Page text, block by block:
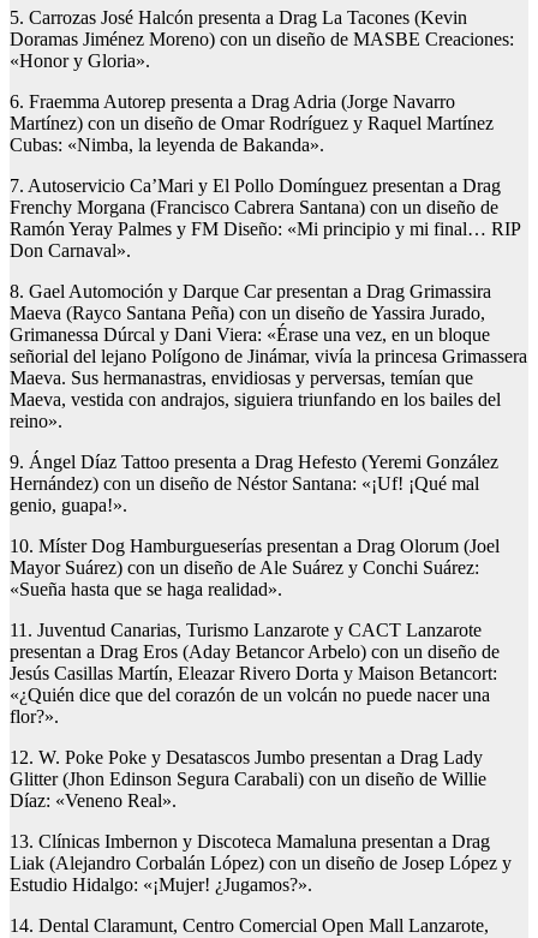
5. Carrozas José Halcón presenta a Drag La Tacones (Kevin
Doramas Jiménez Moreno) con un diseño de MASBE Creaciones:
«Honor y Gloria».
6. Fraemma Autorep presenta a Drag Adria (Jorge Navarro
Martínez) con un diseño de Omar Rodríguez y Raquel Martínez
Cubas: «Nimba, la leyenda de Bakanda».
7. Autoservicio Ca’Mari y El Pollo Domínguez presentan a Drag
Frenchy Morgana (Francisco Cabrera Santana) con un diseño de
Ramón Yeray Palmes y FM Diseño: «Mi principio y mi final… RIP
Don Carnaval».
8. Gael Automoción y Darque Car presentan a Drag Grimassira
Maeva (Rayco Santana Peña) con un diseño de Yassira Jurado,
Grimanessa Dúrcal y Dani Viera: «Érase una vez, en un bloque
señorial del lejano Polígono de Jinámar, vivía la princesa Grimassera
Maeva. Sus hermanastras, envidiosas y perversas, temían que
Maeva, vestida con andrajos, siguiera triunfando en los bailes del
reino».
9. Ángel Díaz Tattoo presenta a Drag Hefesto (Yeremi González
Hernández) con un diseño de Néstor Santana: «¡Uf! ¡Qué mal
genio, guapa!».
10. Míster Dog Hamburgueserías presentan a Drag Olorum (Joel
Mayor Suárez) con un diseño de Ale Suárez y Conchi Suárez:
«Sueña hasta que se haga realidad».
11. Juventud Canarias, Turismo Lanzarote y CACT Lanzarote
presentan a Drag Eros (Aday Betancor Arbelo) con un diseño de
Jesús Casillas Martín, Eleazar Rivero Dorta y Maison Betancort:
«¿Quién dice que del corazón de un volcán no puede nacer una
flor?».
12. W. Poke Poke y Desatascos Jumbo presentan a Drag Lady
Glitter (Jhon Edinson Segura Carabali) con un diseño de Willie
Díaz: «Veneno Real».
13. Clínicas Imbernon y Discoteca Mamaluna presentan a Drag
Liak (Alejandro Corbalán López) con un diseño de Josep López y
Estudio Hidalgo: «¡Mujer! ¿Jugamos?».
14. Dental Claramunt, Centro Comercial Open Mall Lanzarote,